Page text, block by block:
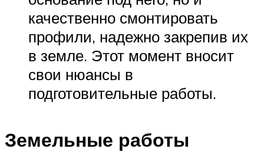
качественно смонтировать
профили, надежно закрепив их
в земле. Этот момент вносит
свои нюансы в
подготовительные работы.
Земельные работы